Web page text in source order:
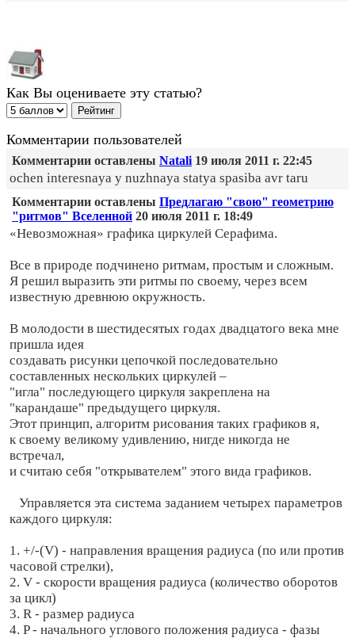
Как Вы оцениваете эту статью?
Комментарии пользователей
Комментарии оставлены Natali 19 июля 2011 г. 22:45
ochen interesnaya y nuzhnaya statya spasiba avr taru
Комментарии оставлены Предлагаю "свою" геометрию
"ритмов" Вселенной 20 июля 2011 г. 18:49
«Невозможная» графика циркулей Серафима.
Все в природе подчинено ритмам, простым и сложным.
Я решил выразить эти ритмы по своему, через всем
известную древнюю окружность.
В молодости в шестидесятых годах двадцатого века мне
пришла идея
создавать рисунки цепочкой последовательно
составленных нескольких циркулей –
"игла" последующего циркуля закреплена на
"карандаше" предыдущего циркуля.
Этот принцип, алгоритм рисования таких графиков я,
к своему великому удивлению, нигде никогда не
встречал,
и считаю себя "открывателем" этого вида графиков.
Управляется эта система заданием четырех параметров
каждого циркуля:
1. +/-(V) - направления вращения радиуса (по или против
часовой стрелки),
2. V - скорости вращения радиуса (количество оборотов
за цикл)
3. R - размер радиуса
4. P - начального углового положения радиуса - фазы